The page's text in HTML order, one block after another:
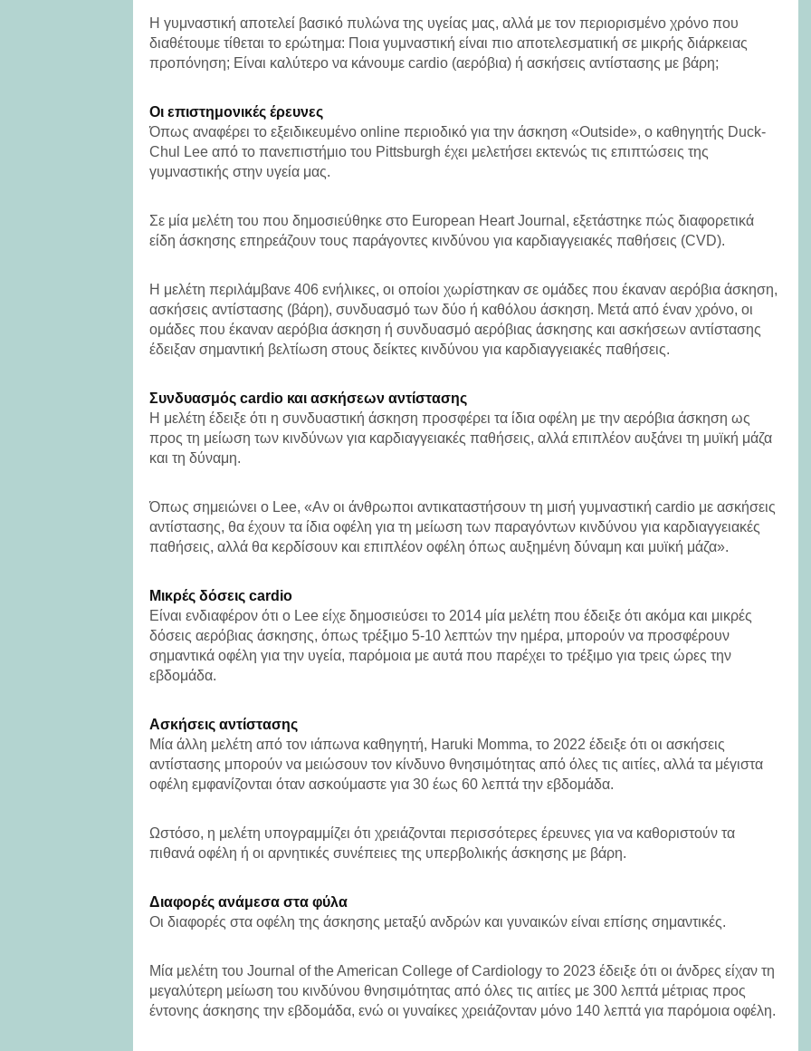
Η γυμναστική αποτελεί βασικό πυλώνα της υγείας μας, αλλά με τον περιορισμένο χρόνο που
διαθέτουμε τίθεται το ερώτημα: Ποια γυμναστική είναι πιο αποτελεσματική σε μικρής διάρκειας
προπόνηση; Είναι καλύτερο να κάνουμε cardio (αερόβια) ή ασκήσεις αντίστασης με βάρη;
Οι επιστημονικές έρευνες
Όπως αναφέρει το εξειδικευμένο online περιοδικό για την άσκηση «Outside», o καθηγητής Duck-
Chul Lee από το πανεπιστήμιο του Pittsburgh έχει μελετήσει εκτενώς τις επιπτώσεις της
γυμναστικής στην υγεία μας.
Σε μία μελέτη του που δημοσιεύθηκε στο European Heart Journal, εξετάστηκε πώς διαφορετικά
είδη άσκησης επηρεάζουν τους παράγοντες κινδύνου για καρδιαγγειακές παθήσεις (CVD).
Η μελέτη περιλάμβανε 406 ενήλικες, οι οποίοι χωρίστηκαν σε ομάδες που έκαναν αερόβια άσκηση,
ασκήσεις αντίστασης (βάρη), συνδυασμό των δύο ή καθόλου άσκηση. Μετά από έναν χρόνο, οι
ομάδες που έκαναν αερόβια άσκηση ή συνδυασμό αερόβιας άσκησης και ασκήσεων αντίστασης
έδειξαν σημαντική βελτίωση στους δείκτες κινδύνου για καρδιαγγειακές παθήσεις.
Συνδυασμός cardio και ασκήσεων αντίστασης
Η μελέτη έδειξε ότι η συνδυαστική άσκηση προσφέρει τα ίδια οφέλη με την αερόβια άσκηση ως
προς τη μείωση των κινδύνων για καρδιαγγειακές παθήσεις, αλλά επιπλέον αυξάνει τη μυϊκή μάζα
και τη δύναμη.
Όπως σημειώνει ο Lee, «Αν οι άνθρωποι αντικαταστήσουν τη μισή γυμναστική cardio με ασκήσεις
αντίστασης, θα έχουν τα ίδια οφέλη για τη μείωση των παραγόντων κινδύνου για καρδιαγγειακές
παθήσεις, αλλά θα κερδίσουν και επιπλέον οφέλη όπως αυξημένη δύναμη και μυϊκή μάζα».
Μικρές δόσεις cardio
Είναι ενδιαφέρον ότι ο Lee είχε δημοσιεύσει το 2014 μία μελέτη που έδειξε ότι ακόμα και μικρές
δόσεις αερόβιας άσκησης, όπως τρέξιμο 5-10 λεπτών την ημέρα, μπορούν να προσφέρουν
σημαντικά οφέλη για την υγεία, παρόμοια με αυτά που παρέχει το τρέξιμο για τρεις ώρες την
εβδομάδα.
Ασκήσεις αντίστασης
Μία άλλη μελέτη από τον ιάπωνα καθηγητή, Haruki Momma, το 2022 έδειξε ότι οι ασκήσεις
αντίστασης μπορούν να μειώσουν τον κίνδυνο θνησιμότητας από όλες τις αιτίες, αλλά τα μέγιστα
οφέλη εμφανίζονται όταν ασκούμαστε για 30 έως 60 λεπτά την εβδομάδα.
Ωστόσο, η μελέτη υπογραμμίζει ότι χρειάζονται περισσότερες έρευνες για να καθοριστούν τα
πιθανά οφέλη ή οι αρνητικές συνέπειες της υπερβολικής άσκησης με βάρη.
Διαφορές ανάμεσα στα φύλα
Οι διαφορές στα οφέλη της άσκησης μεταξύ ανδρών και γυναικών είναι επίσης σημαντικές.
Μία μελέτη του Journal of the American College of Cardiology το 2023 έδειξε ότι οι άνδρες είχαν τη
μεγαλύτερη μείωση του κινδύνου θνησιμότητας από όλες τις αιτίες με 300 λεπτά μέτριας προς
έντονης άσκησης την εβδομάδα, ενώ οι γυναίκες χρειάζονταν μόνο 140 λεπτά για παρόμοια οφέλη.